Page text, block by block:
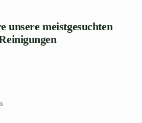
unsere meistgesuchten